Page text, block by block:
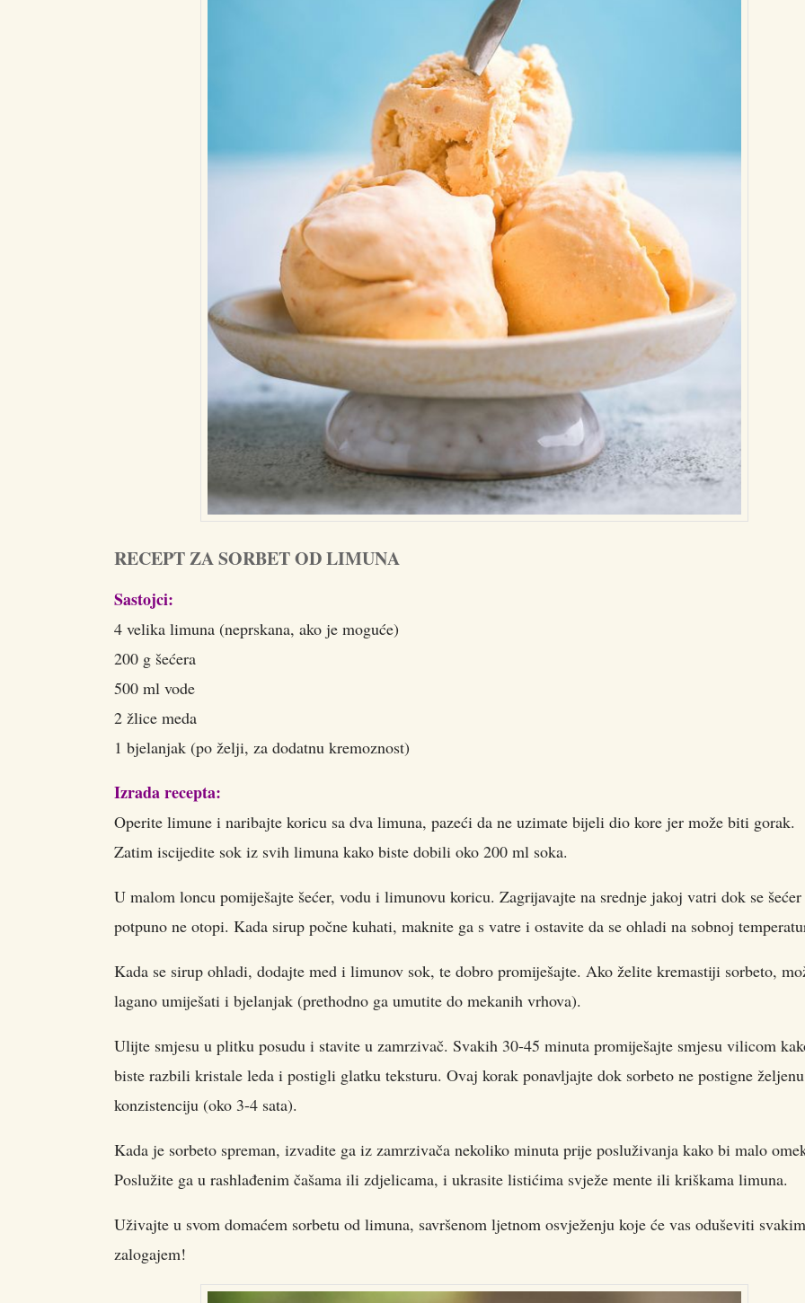
RECEPT ZA SORBET OD LIMUNA
Sastojci:
4 velika limuna (neprskana, ako je moguće)
200 g šećera
500 ml vode
2 žlice meda
1 bjelanjak (po želji, za dodatnu kremoznost)
Izrada recepta:
Operite limune i naribajte koricu sa dva limuna, pazeći da ne uzimate bijeli dio kore jer može biti gorak.
Zatim iscijedite sok iz svih limuna kako biste dobili oko 200 ml soka.
U malom loncu pomiješajte šećer, vodu i limunovu koricu. Zagrijavajte na srednje jakoj vatri dok se šećer
potpuno ne otopi. Kada sirup počne kuhati, maknite ga s vatre i ostavite da se ohladi na sobnoj
Kada se sirup ohladi, dodajte med i limunov sok, te dobro promiješajte. Ako želite kremastiji sorbeto,
lagano umiješati i bjelanjak (prethodno ga umutite do mekanih vrhova).
Ulijte smjesu u plitku posudu i stavite u zamrzivač. Svakih 30-45 minuta promiješajte smjesu vilicom
biste razbili kristale leda i postigli glatku teksturu. Ovaj korak ponavljajte dok sorbeto ne postigne željenu
konzistenciju (oko 3-4 sata).
Kada je sorbeto spreman, izvadite ga iz zamrzivača nekoliko minuta prije posluživanja kako bi malo
Poslužite ga u rashlađenim čašama ili zdjelicama, i ukrasite listićima svježe mente ili kriškama limuna.
Uživajte u svom domaćem sorbetu od limuna, savršenom ljetnom osvježenju koje će vas oduševiti svakim
zalogajem!